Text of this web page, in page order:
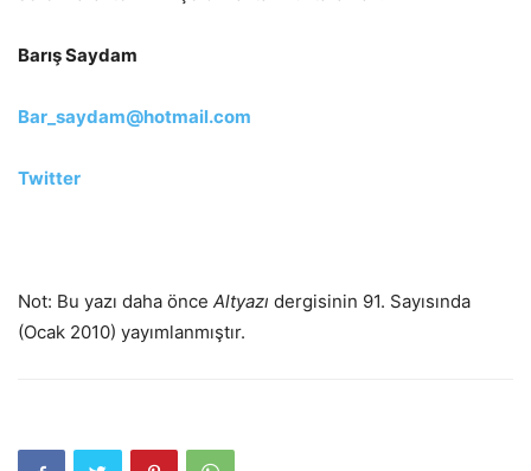
Barış Saydam
Bar_saydam@hotmail.com
Twitter
Not: Bu yazı daha önce Altyazı dergisinin 91. Sayısında
(Ocak 2010) yayımlanmıştır.